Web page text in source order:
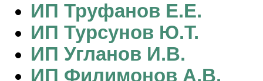
ИП Труфанов Е.Е.
ИП Турсунов Ю.Т.
ИП Угланов И.В.
ИП Филимонов А.В.